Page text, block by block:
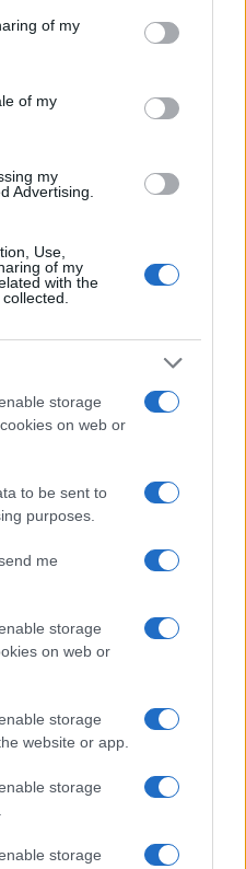
of my
of my
my
Advertising.
Use,
of my
with the
storage
on web or
to be sent to
purposes.
me
storage
on web or
storage
website or app.
storage
storage
sulla presunta
nessuno. Basta non
origine straniera, il
e a manca che “l’Italia
di gran cuore” dove
è tranne che
di afro-discendenti si
Latina e
aperto alla “società
coloro che
dei razzismi delle
non fa nomi, ma è
grande incubo:
ce l’ha coldecreto
le maglie della
nuovi Centri per i
a gran voce
Aboubakar abbia
ha parlato anche